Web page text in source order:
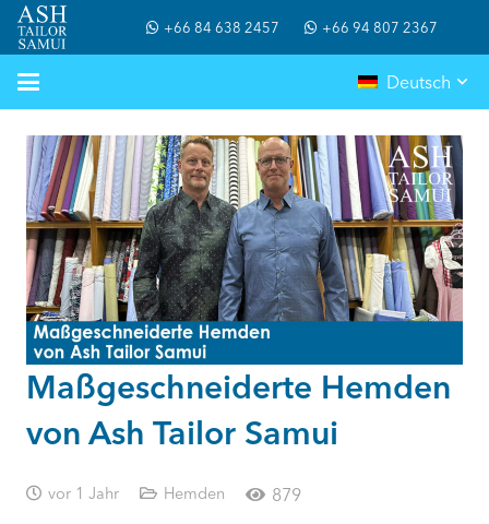
+66 84 638 2457 +66 94 807 2367
Deutsch
Maßgeschneiderte Hemden
von Ash Tailor Samui
vor 1 Jahr Hemden 879